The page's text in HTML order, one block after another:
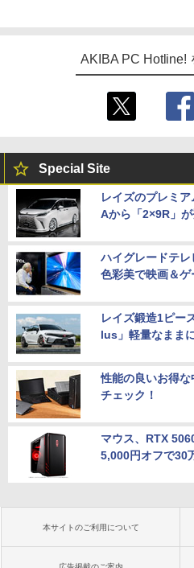
AKIBA PC Hotline!
Special Site
レイズのプレミ
Aから「2×9R」が
ハイグレードテ
色彩美で映画＆
レイズ鍛造1ピー
lus」軽量なまま
性能の良いお得
チェック！
マウス、RTX
5,000円オフで30
本サイトのご利用について